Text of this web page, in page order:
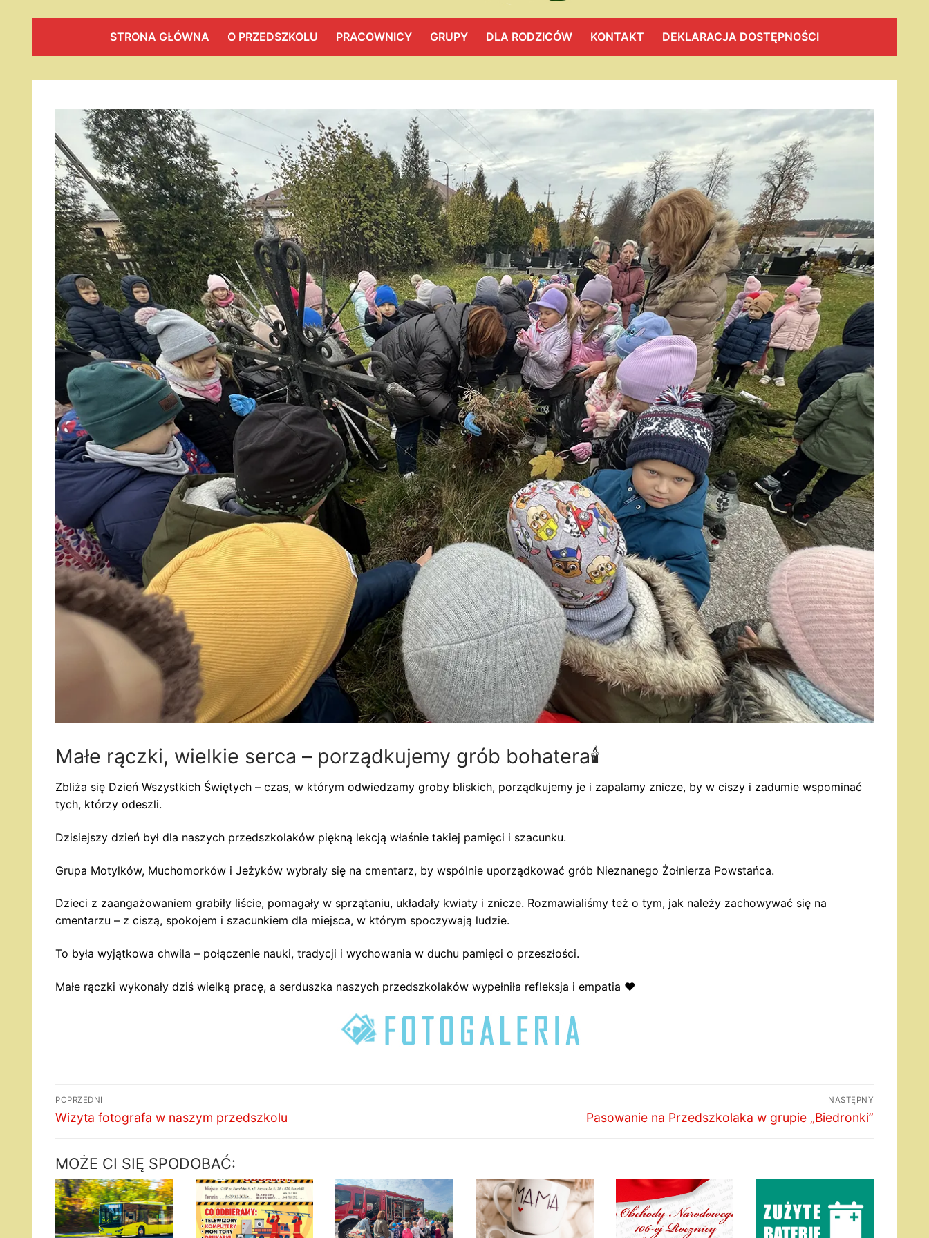
STRONA GŁÓWNA O PRZEDSZKOLU PRACOWNICY GRUPY DLA RODZICÓW KONTAKT DEKLARACJA DOSTĘPNOŚCI
Małe rączki, wielkie serca – porządkujemy grób bohatera🕯️
Zbliża się Dzień Wszystkich Świętych – czas, w którym odwiedzamy groby bliskich, porządkujemy je i zapalamy znicze, by w ciszy i zadumie wspominać
tych, którzy odeszli.
Dzisiejszy dzień był dla naszych przedszkolaków piękną lekcją właśnie takiej pamięci i szacunku.
Grupa Motylków, Muchomorków i Jeżyków wybrały się na cmentarz, by wspólnie uporządkować grób Nieznanego Żołnierza Powstańca.
Dzieci z zaangażowaniem grabiły liście, pomagały w sprzątaniu, układały kwiaty i znicze. Rozmawialiśmy też o tym, jak należy zachowywać się na
cmentarzu – z ciszą, spokojem i szacunkiem dla miejsca, w którym spoczywają ludzie.
To była wyjątkowa chwila – połączenie nauki, tradycji i wychowania w duchu pamięci o przeszłości.
Małe rączki wykonały dziś wielką pracę, a serduszka naszych przedszkolaków wypełniła refleksja i empatia ❤️
Nawigacja
wpisu
POPRZEDNI
Poprzedni
Wizyta fotografa w naszym przedszkolu
NASTĘPNY
Następny
Pasowanie na Przedszkolaka w grupie „Biedronki”
MOŻE CI SIĘ SPODOBAĆ: